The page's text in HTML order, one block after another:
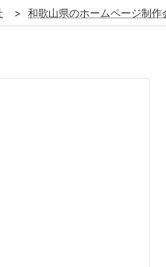
> 和歌山県のホームページ制作